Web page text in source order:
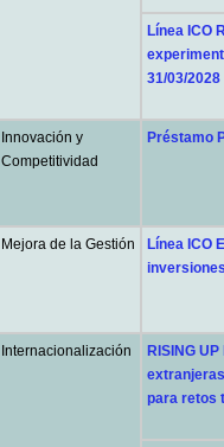
Línea ICO
31/03/2028
Innovación y
Competitividad
Préstamo
Mejora de la Gestión
Línea ICO
Internacionalización
RISING
para retos